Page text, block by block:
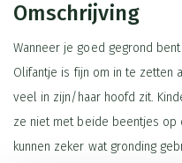
Omschrijving
Wanneer je goed gegrond
Olifantje is fijn om in te zetten
veel in zijn/haar hoofd zit.
ze niet met beide beentjes op
kunnen zeker wat gronding